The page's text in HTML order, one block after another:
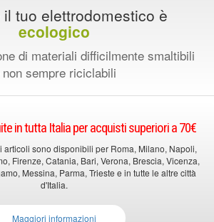
il tuo elettrodomestico è
ecologico
di materiali difficilmente smaltibili
sempre riciclabili
in tutta Italia per acquisti superiori a 70€
articoli sono disponibili per Roma, Milano, Napoli,
Firenze, Catania, Bari, Verona, Brescia, Vicenza,
Messina, Parma, Trieste e in tutte le altre città
d'Italia.
Maggiori informazioni